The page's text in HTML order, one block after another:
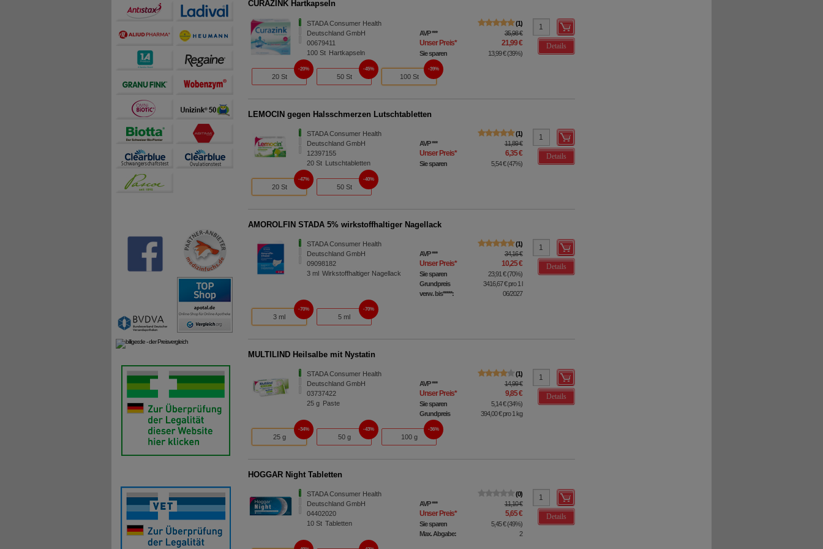
CURAZINK Hartkapseln
STADA Consumer Health
Deutschland GmbH
00679411
100St Hartkapseln
1
AVP*** 35,98 €
Unser Preis* 21,99 €
Sie sparen 13,99 €(39%)
Details
20 St
20%
50 St
45%
100 St
39%
LEMOCIN gegen Halsschmerzen Lutschtabletten
STADA Consumer Health
Deutschland GmbH
12397155
20St Lutschtabletten
1
AVP*** 11,89 €
Unser Preis* 6,35 €
Sie sparen 5,54 €(47%)
Details
20 St
47%
50 St
40%
AMOROLFIN STADA 5% wirkstoffhaltiger Nagellack
STADA Consumer Health
Deutschland GmbH
09098182
3 ml Wirkstoffhaltiger Nagellack
1
AVP*** 34,16 €
Unser Preis* 10,25 €
Sie sparen 23,91 €(70%)
Grundpreis
3416,67 €pro 1 l
verw. bis*****:
06/2027
Details
3 ml
70%
5 ml
70%
MULTILIND Heilsalbe mit Nystatin
STADA Consumer Health
Deutschland GmbH
03737422
25g Paste
1
AVP*** 14,99 €
Unser Preis* 9,85 €
Sie sparen 5,14 €(34%)
Grundpreis
394,00 €pro 1 kg
Details
25 g
34%
50 g
43%
100 g
36%
HOGGAR Night Tabletten
STADA Consumer Health
Deutschland GmbH
04402020
10St Tabletten
0
AVP*** 11,10 €
Unser Preis* 5,65 €
Sie sparen 5,45 €(49%)
Max. Abgabe:
2
Details